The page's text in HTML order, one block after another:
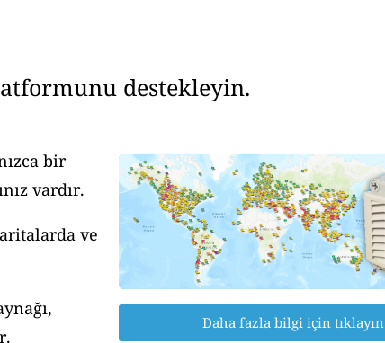
destekleyin.
bir
vardır.
ve
Daha fazla bilgi için tıklayın